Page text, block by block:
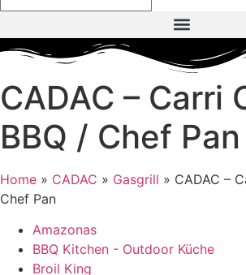
CADAC – Carri
BBQ / Chef Pan
Home » CADAC » Gasgrill » CADAC –
Chef Pan
Amazonas
BBQ Kitchen - Outdoor Küche
Broil King